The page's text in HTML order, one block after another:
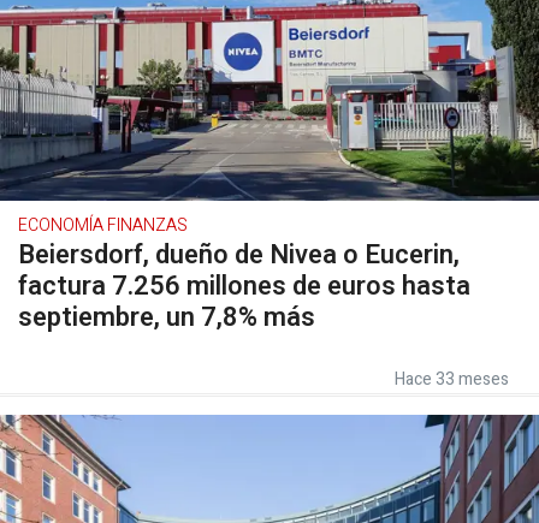
ECONOMÍA FINANZAS
Beiersdorf, dueño de Nivea o Eucerin,
factura 7.256 millones de euros hasta
septiembre, un 7,8% más
Hace 33 meses